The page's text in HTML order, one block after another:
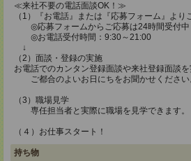
≪来社不要の電話面談OK！≫
（1）『お電話』または『応募フォーム』より
◎応募フォームからご応募は24時間受付中
◎お電話受付時間：9:30～21:00
↓
（2）面談・登録の実施
お電話でのカンタン登録面談や来社登録面談を
ご都合のよいお日にちをお聞かせください
（3）職場見学
専任担当者と実際に職場を見学できます。
（４）お仕事スタート！
持ち物